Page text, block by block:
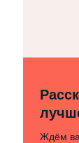
Ждём